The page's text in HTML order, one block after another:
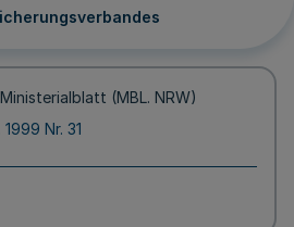
Ministerialblatt (MBL. NRW)
1999 Nr. 31